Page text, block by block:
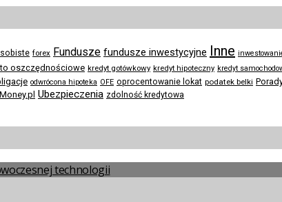
forex Fundusze fundusze inwestycyjne Inne
oszczędnościowe kredyt gotówkowy kredyt hipoteczny kredyt
odwrócona hipoteka OFE oprocentowanie lokat podatek belki
Ubezpieczenia zdolność kredytowa
technologii